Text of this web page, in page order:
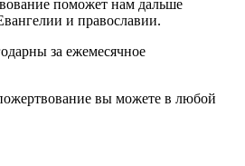
поможет нам дальше
и православии.
за ежемесячное
вы можете в любой